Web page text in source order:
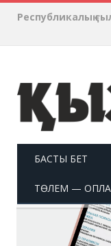
Республикалық
БАСТЫ БЕТ
ТӨЛЕМ —